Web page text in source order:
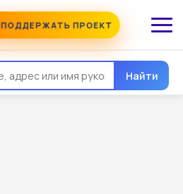
ПОДДЕРЖАТЬ ПРОЕКТ
Найти